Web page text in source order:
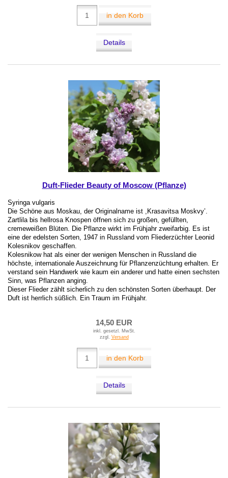
in den Korb
Details
Duft-Flieder Beauty of Moscow (Pflanze)
Syringa vulgaris
Die Schöne aus Moskau, der Originalname ist ,Krasavitsa Moskvy’.
Zartlila bis hellrosa Knospen öffnen sich zu großen, gefüllten,
cremeweißen Blüten. Die Pflanze wirkt im Frühjahr zweifarbig. Es ist
eine der edelsten Sorten, 1947 in Russland vom Fliederzüchter Leonid
Kolesnikov geschaffen.
Kolesnikow hat als einer der wenigen Menschen in Russland die
höchste, internationale Auszeichnung für Pflanzenzüchtung erhalten. Er
verstand sein Handwerk wie kaum ein anderer und hatte einen sechsten
Sinn, was Pflanzen anging.
Dieser Flieder zählt sicherlich zu den schönsten Sorten überhaupt. Der
Duft ist herrlich süßlich. Ein Traum im Frühjahr.
14,50 EUR
inkl. gesetzl. MwSt.
zzgl. Versand
in den Korb
Details